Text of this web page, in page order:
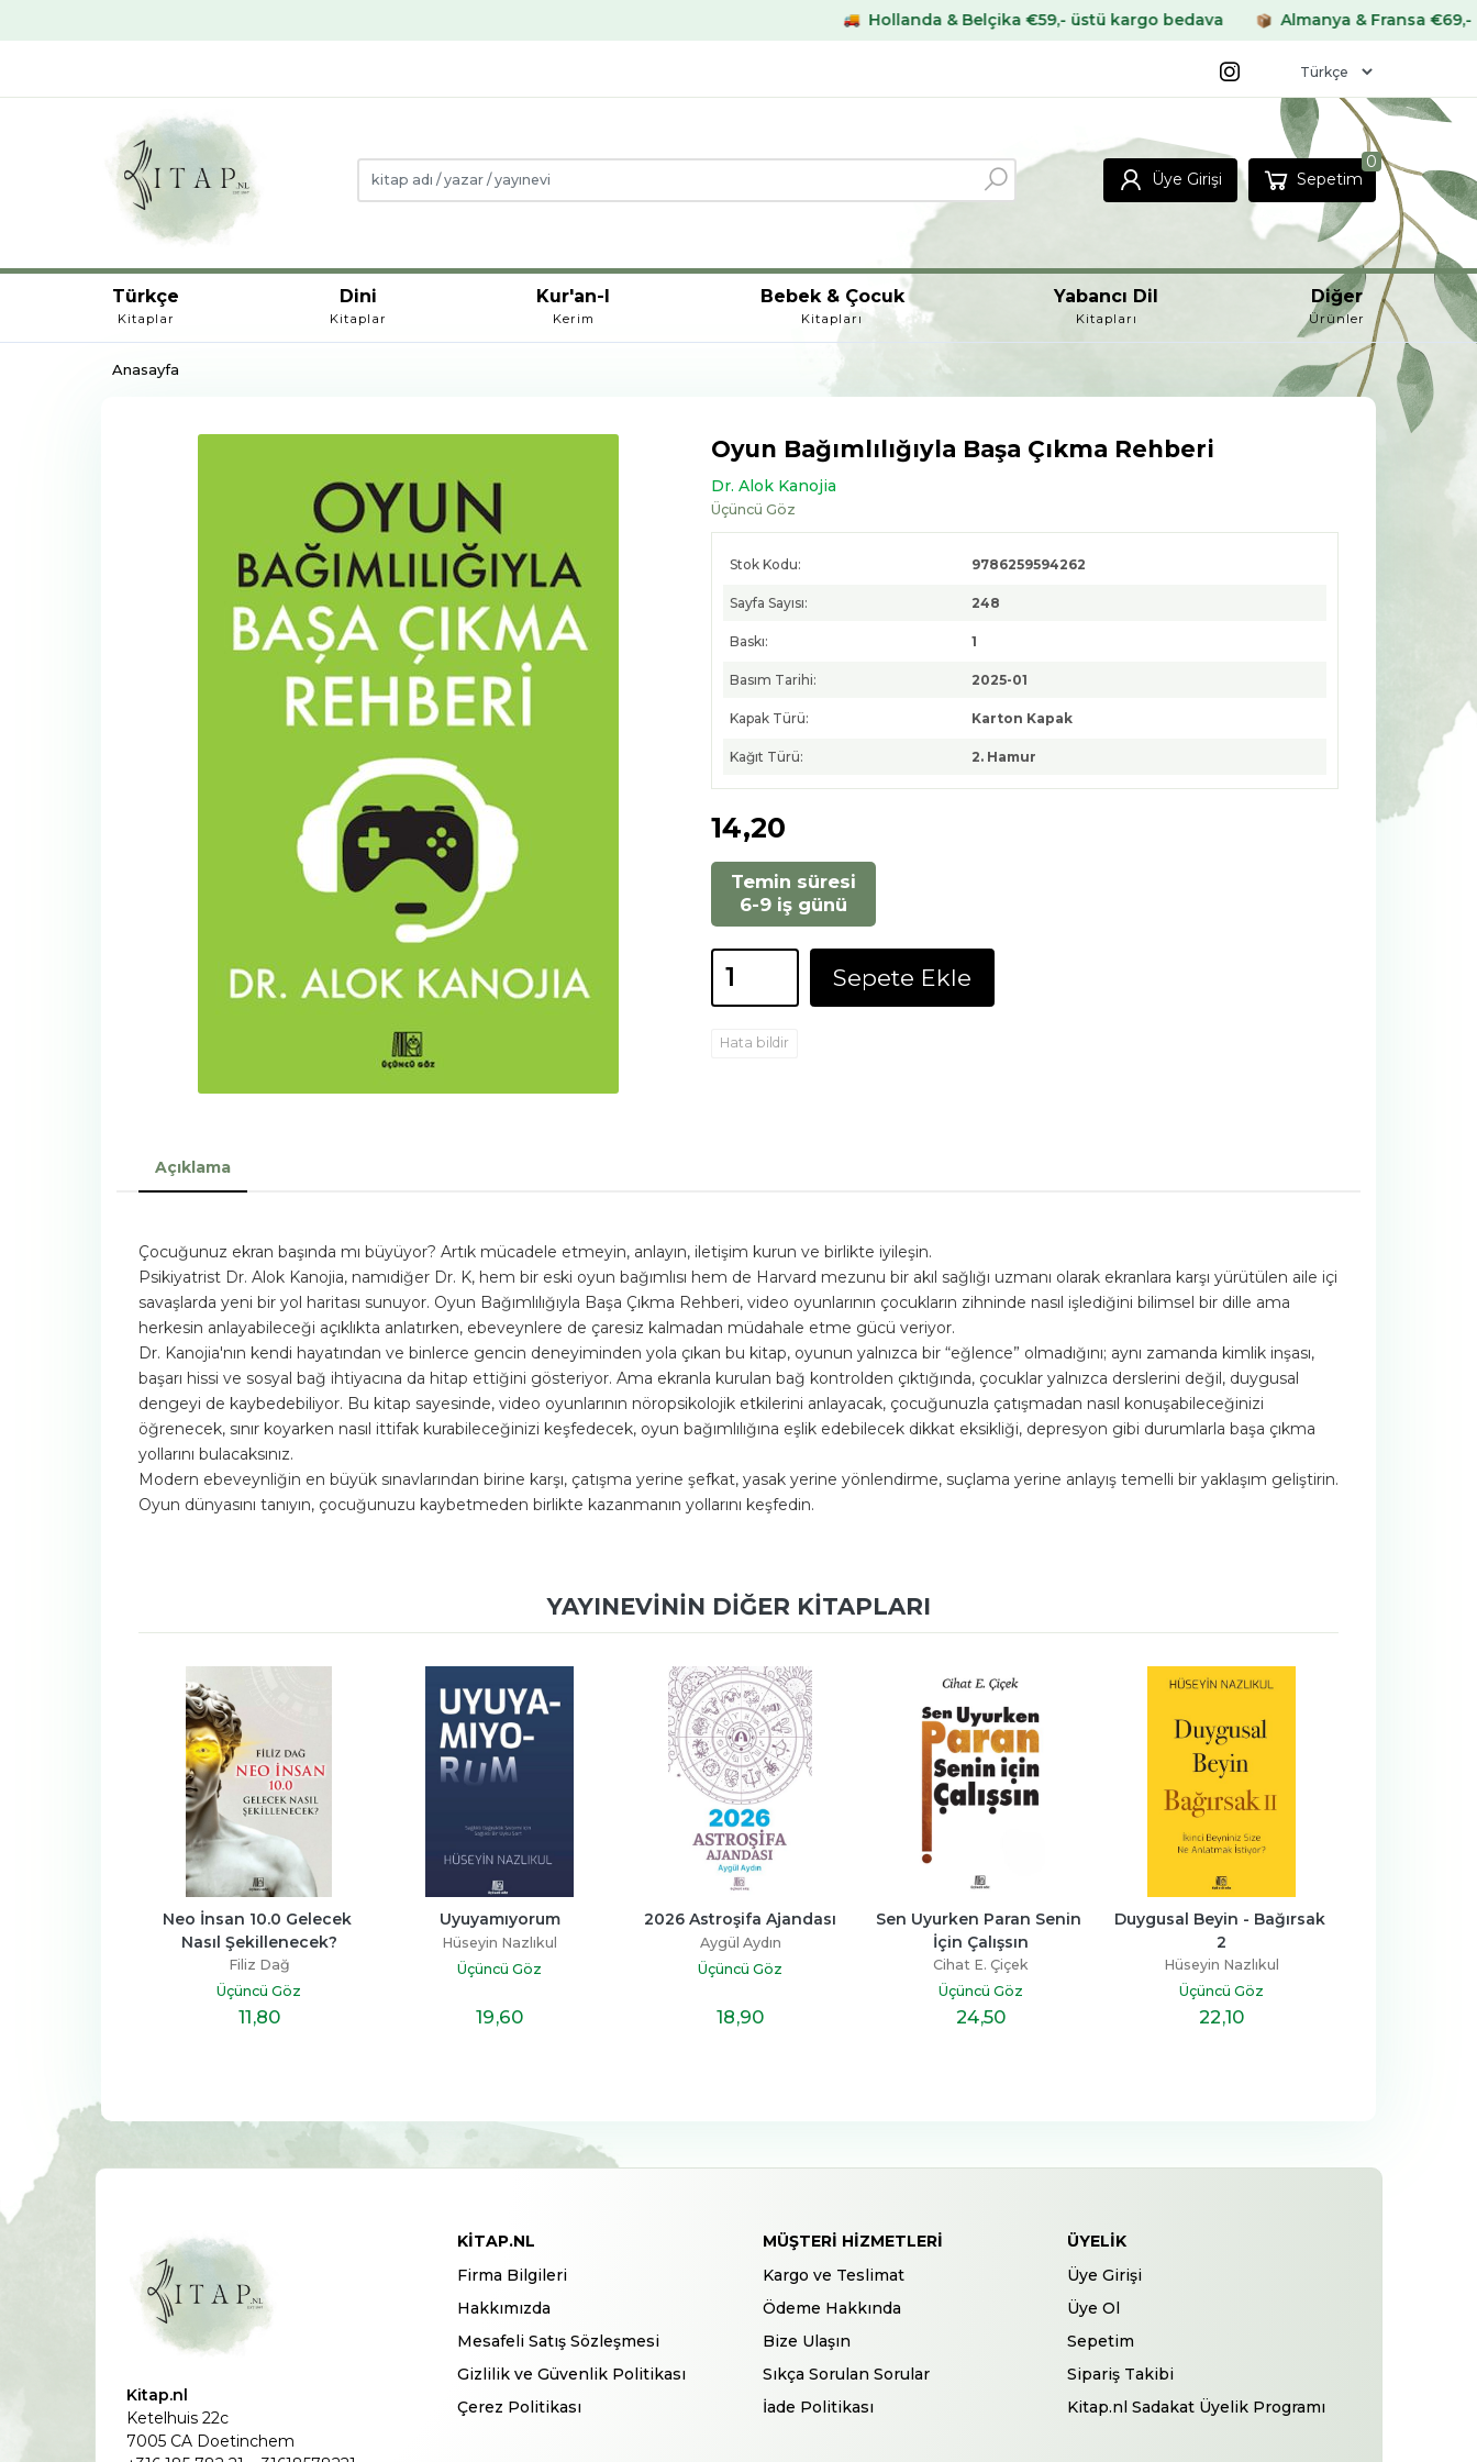
Hollanda & Belçika €59,- üstü kargo bedava Almanya & Fransa €69,- üstü kargo
Üye Girişi Sepetim
0
Türkçe
Kitaplar
Dini
Kitaplar
Kur'an-I
Kerim
Bebek & Çocuk
Kitapları
Yabancı Dil
Kitapları
Diğer
Ürünler
Anasayfa
Oyun Bağımlılığıyla Başa Çıkma Rehberi
Dr. Alok Kanojia
Üçüncü Göz
Stok Kodu: 9786259594262
Sayfa Sayısı: 248
Baskı: 1
Basım Tarihi: 2025-01
Kapak Türü: Karton Kapak
Kağıt Türü: 2. Hamur
14,20
Temin süresi
6-9 iş günü
Sepete Ekle
Hata bildir
Açıklama
Çocuğunuz ekran başında mı büyüyor? Artık mücadele etmeyin, anlayın, iletişim kurun ve birlikte iyileşin.
Psikiyatrist Dr. Alok Kanojia, namıdiğer Dr. K, hem bir eski oyun bağımlısı hem de Harvard mezunu bir akıl sağlığı uzmanı olarak ekranlara karşı yürütülen aile içi
savaşlarda yeni bir yol haritası sunuyor. Oyun Bağımlılığıyla Başa Çıkma Rehberi, video oyunlarının çocukların zihninde nasıl işlediğini bilimsel bir dille ama
herkesin anlayabileceği açıklıkta anlatırken, ebeveynlere de çaresiz kalmadan müdahale etme gücü veriyor.
Dr. Kanojia'nın kendi hayatından ve binlerce gencin deneyiminden yola çıkan bu kitap, oyunun yalnızca bir “eğlence” olmadığını; aynı zamanda kimlik inşası,
başarı hissi ve sosyal bağ ihtiyacına da hitap ettiğini gösteriyor. Ama ekranla kurulan bağ kontrolden çıktığında, çocuklar yalnızca derslerini değil, duygusal
dengeyi de kaybedebiliyor. Bu kitap sayesinde, video oyunlarının nöropsikolojik etkilerini anlayacak, çocuğunuzla çatışmadan nasıl konuşabileceğinizi
öğrenecek, sınır koyarken nasıl ittifak kurabileceğinizi keşfedecek, oyun bağımlılığına eşlik edebilecek dikkat eksikliği, depresyon gibi durumlarla başa çıkma
yollarını bulacaksınız.
Modern ebeveynliğin en büyük sınavlarından birine karşı, çatışma yerine şefkat, yasak yerine yönlendirme, suçlama yerine anlayış temelli bir yaklaşım geliştirin.
Oyun dünyasını tanıyın, çocuğunuzu kaybetmeden birlikte kazanmanın yollarını keşfedin.
YAYINEVININ DIĞER KITAPLARI
Neo İnsan 10.0 Gelecek
Nasıl Şekillenecek?
Filiz Dağ
Üçüncü Göz
11,80
Uyuyamıyorum
Hüseyin Nazlıkul
Üçüncü Göz
19,60
2026 Astroşifa Ajandası
Aygül Aydın
Üçüncü Göz
18,90
Sen Uyurken Paran Senin
İçin Çalışsın
Cihat E. Çiçek
Üçüncü Göz
24,50
Duygusal Beyin - Bağırsak
2
Hüseyin Nazlıkul
Üçüncü Göz
22,10
Kitap.nl
Ketelhuis 22c
7005 CA Doetinchem
KITAP.NL
Firma Bilgileri
Hakkımızda
Mesafeli Satış Sözleşmesi
Gizlilik ve Güvenlik Politikası
Çerez Politikası
MÜŞTERI HIZMETLERI
Kargo ve Teslimat
Ödeme Hakkında
Bize Ulaşın
Sıkça Sorulan Sorular
İade Politikası
ÜYELIK
Üye Girişi
Üye Ol
Sepetim
Sipariş Takibi
Kitap.nl Sadakat Üyelik Programı